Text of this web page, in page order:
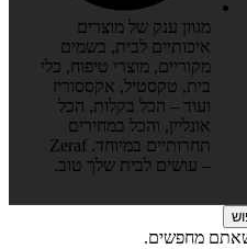
מגוון ענק של מוצרים
איכותיים לבית, בשמים
מקוריים, מוצרי טיפוח, כלי
בית, טקסטיל, אקססוריז
ועוד – הכל בקלות, הכל
אונליין, והכל במחירים
תחרותיים במיוחד. Zeraf
– עושים לבית שלך טוב.
שאתם מחפשים.